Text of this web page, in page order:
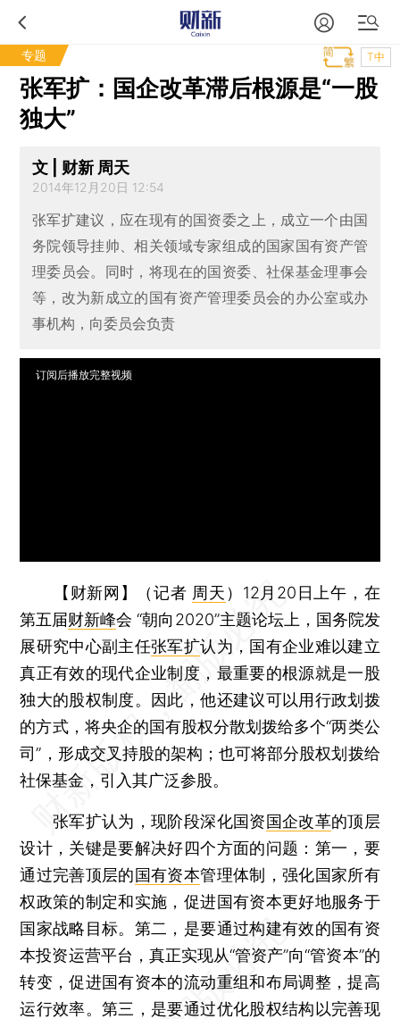
专题 T中
张军扩：国企改革滞后根源是“一股
独大”
文 | 财新 周天
2014年12月20日 12:54
张军扩建议，应在现有的国资委之上，成立一个由国
务院领导挂帅、相关领域专家组成的国家国有资产管
理委员会。同时，将现在的国资委、社保基金理事会
等，改为新成立的国有资产管理委员会的办公室或办
事机构，向委员会负责
订阅后播放完整视频
【财新网】（记者 周天 ） 12月20日上午，在
第五届财新峰会 “朝向2020”主题论坛上，国务院发
展研究中心副主任张军扩认为，国有企业难以建立
真正有效的现代企业制度，最重要的根源就是一股
独大的股权制度。因此，他还建议可以用行政划拨
的方式，将央企的国有股权分散划拨给多个“两类公
司”，形成交叉持股的架构；也可将部分股权划拨给
社保基金，引入其广泛参股。
张军扩认为，现阶段深化国资国企改革的顶层
设计，关键是要解决好四个方面的问题：第一，要
通过完善顶层的国有资本管理体制，强化国家所有
权政策的制定和实施，促进国有资本更好地服务于
国家战略目标。第二，是要通过构建有效的国有资
本投资运营平台，真正实现从“管资产”向“管资本”的
转变，促进国有资本的流动重组和布局调整，提高
运行效率。第三，是要通过优化股权结构以完善现